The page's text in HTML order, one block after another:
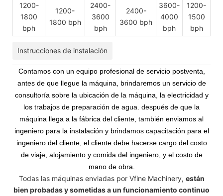
1200-
1800
bph
1200-
1800 bph
2400-
3600
bph
2400-
3600 bph
3600-
4000
bph
1200-
1500
bph
Instrucciones de instalación
Contamos con un equipo profesional de servicio postventa,
antes de que llegue la máquina, brindaremos un servicio de
consultoría sobre la ubicación de la máquina, la electricidad y
los trabajos de preparación de agua. después de que la
máquina llega a la fábrica del cliente, también enviamos al
ingeniero para la instalación y brindamos capacitación para el
ingeniero del cliente, el cliente debe hacerse cargo del costo
de viaje, alojamiento y comida del ingeniero, y el costo de
mano de obra.
Todas las máquinas enviadas por Vfine Machinery, están
bien probadas y sometidas a un funcionamiento continuo